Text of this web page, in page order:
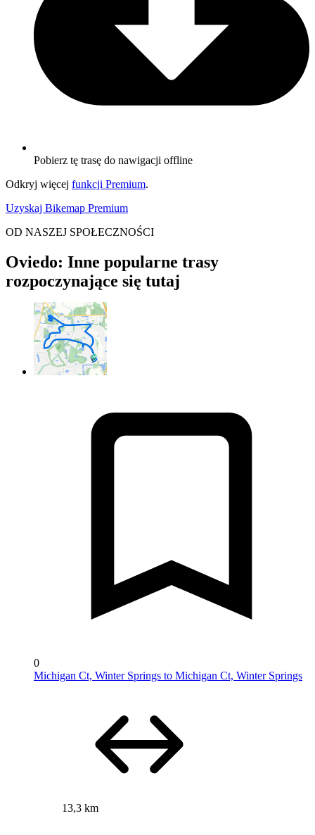
Pobierz tę trasę do nawigacji offline
Odkryj więcej funkcji Premium.
Uzyskaj Bikemap Premium
OD NASZEJ SPOŁECZNOŚCI
Oviedo: Inne popularne trasy
rozpoczynające się tutaj
0
Michigan Ct, Winter Springs to Michigan Ct, Winter Springs
13,3 km